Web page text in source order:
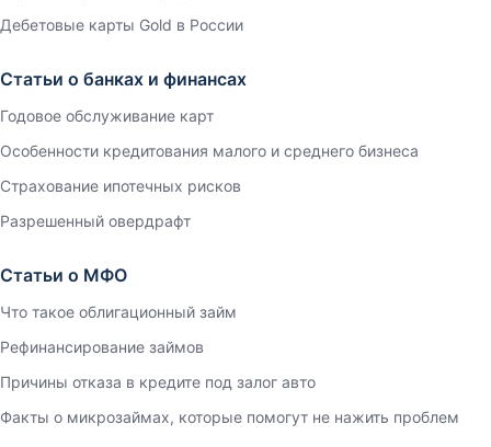
Дебетовые карты Gold в России
Статьи о банках и финансах
Годовое обслуживание карт
Особенности кредитования малого и среднего бизнеса
Страхование ипотечных рисков
Разрешенный овердрафт
Статьи о МФО
Что такое облигационный займ
Рефинансирование займов
Причины отказа в кредите под залог авто
Факты о микрозаймах, которые помогут не нажить проблем